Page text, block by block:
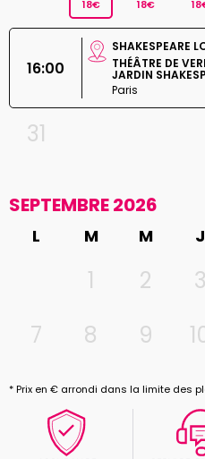
18€ 18€
16:00
SHAKESPEARE
THÉÂTRE DE
JARDIN
Paris
31
SEPTEMBRE 2026
L M M J
1 2 3
7 8 9
* Prix en € arrondi dans la limite des